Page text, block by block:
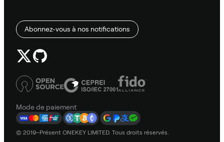
Abonnez-vous à nos notifications
Mode de paiement
© 2019–Présent ONEKEY LIMITED. Tous droits réservés.